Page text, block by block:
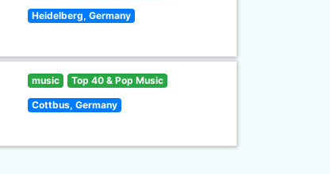
Heidelberg, Germany
music Top 40 & Pop Music
Cottbus, Germany